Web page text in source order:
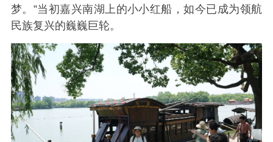
梦。”当初嘉兴南湖上的小小红船，如今已成为领航
民族复兴的巍巍巨轮。